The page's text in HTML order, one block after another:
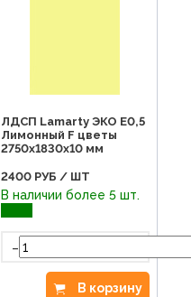
ЛДСП Lamarty ЭКО E0,5
Лимонный F цветы
2750х1830х10 мм
2400 РУБ / ШТ
В наличии более 5 шт.
-
В корзину